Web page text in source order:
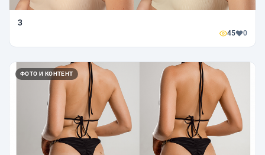
3
45 0
ФОТО И КОНТЕНТ